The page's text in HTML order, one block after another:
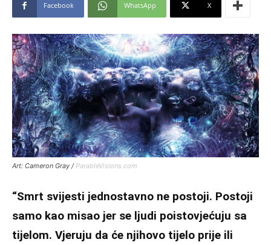
Facebook WhatsApp X
Art: Cameron Gray /ParableVisions.com
“Smrt svijesti jednostavno ne postoji. Postoji
samo kao misao jer se ljudi poistovjećuju sa
tijelom. Vjeruju da će njihovo tijelo prije ili